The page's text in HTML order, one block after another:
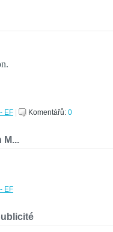
EF Komentářů: 0
M...
EF